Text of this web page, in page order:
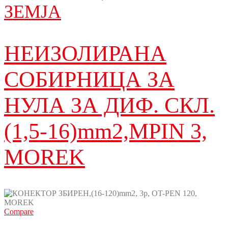
ЗЕМЈА
НЕИЗОЛИРАНА
СОБИРНИЦА ЗА
НУЛА ЗА ДИФ. СКЛ.
(1,5-16)mm2,MPIN 3,
MOREK
Compare